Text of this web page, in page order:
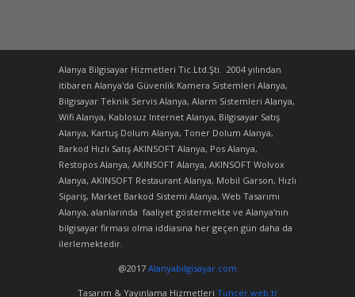
Alanya Bilgisayar Hizmetleri Tic.Ltd.Şti. 2004 yılından
itibaren Alanya'da Güvenlik Kamera Sistemleri Alanya,
Bilgisayar Teknik Servis Alanya, Alarm Sistemleri Alanya,
Wifi Alanya, Kablosuz Internet Alanya, Bilgisayar Satış
Alanya, Kartuş Dolum Alanya, Toner Dolum Alanya,
Barkod Hızlı Satış AKINSOFT Alanya, Pos Alanya,
Restopos Alanya, AKINSOFT Alanya, AKINSOFT Wolvox
Alanya, AKINSOFT Restaurant Alanya, Mobil Garson, Hızlı
Sipariş, Market Barkod Sistemi Alanya, Web Tasarımı
Alanya, alanlarında faaliyet göstermekte ve Alanya'nın
bilgisayar firması olma iddiasına her geçen gün daha da
ilerlemektedir.
@2017 Alanyabilgisayar.com
Tasarım & Yayınlama Hizmetleri Tuncer.web.tr